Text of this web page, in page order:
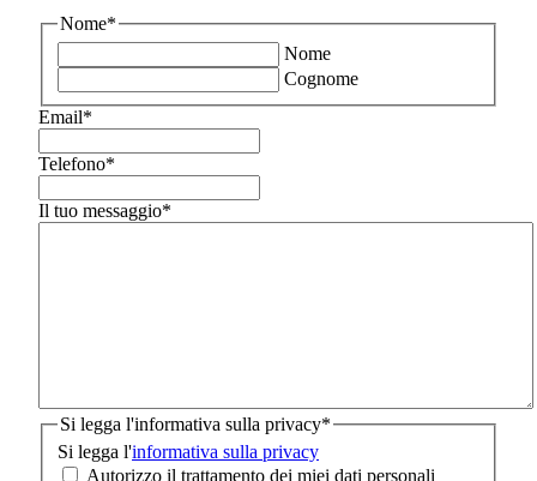
Nome*
Nome
Cognome
Email*
Telefono*
Il tuo messaggio*
Si legga l'informativa sulla privacy*
Si legga l'informativa sulla privacy
Autorizzo il trattamento dei miei dati personali